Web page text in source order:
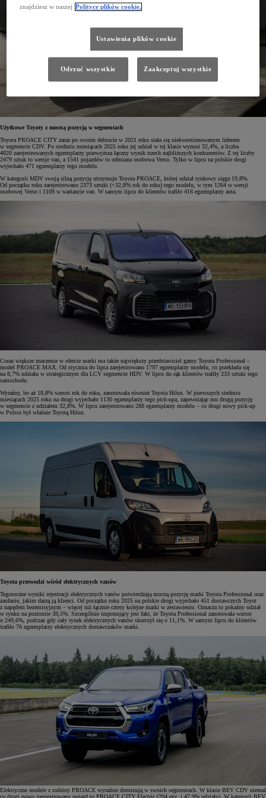
Użytkowe Toyoty z mocną pozycją w segmentach
Toyota PROACE CITY zaraz po swoim debiucie w 2021 roku stała się niekwestionowanym liderem
w segmencie CDV. Po siedmiu miesiącach 2025 roku jej udział w tej klasie wynosi 32,4%, a liczba
4020 zarejestrowanych egzemplarzy przewyższa łączny wynik trzech najbliższych konkurentów. Z tej liczby
2479 sztuk to wersje van, a 1541 pojazdów to odmiana osobowa Verso. Tylko w lipcu na polskie drogi
wyjechało 471 egzemplarzy tego modelu.
W kategorii MDV swoją silną pozycję utrzymuje Toyota PROACE, której udział rynkowy sięga 19,8%.
Od początku roku zarejestrowano 2373 sztuki (+32,8% rok do roku) tego modelu, w tym 1264 w wersji
osobowej Verso i 1109 w wariancie van. W samym lipcu do klientów trafiło 416 egzemplarzy auta.
Coraz większe znaczenie w ofercie marki ma także największy przedstawiciel gamy Toyota Professional –
model PROACE MAX. Od stycznia do lipca zarejestrowano 1797 egzemplarzy modelu, co przekłada się
na 8,7% udziału w strategicznym dla LCV segmencie HDV. W lipcu do rąk klientów trafiły 233 sztuki tego
samochodu.
Wyraźny, bo aż 18,8% wzrost rok do roku, zanotowała również Toyota Hilux. W pierwszych siedmiu
miesiącach 2025 roku na drogi wyjechało 1130 egzemplarzy tego pick-upa, zapewniając mu drugą pozycję
w segmencie z udziałem 32,8%. W lipcu zarejestrowano 288 egzemplarzy modelu – co drugi nowy pick-up
w Polsce był właśnie Toyotą Hilux.
Toyota przewodzi wśród elektrycznych vanów
Tegoroczne wyniki rejestracji elektrycznych vanów potwierdzają mocną pozycję marki Toyota Professional oraz
zaufanie, jakim darzą ją klienci. Od początku roku 2025 na polskie drogi wyjechało 451 dostawczych Toyot
z napędem bezemisyjnym – więcej niż łącznie cztery kolejne marki w zestawieniu. Oznacza to pokaźny udział
w rynku na poziomie 39,5%. Szczególnie imponujący jest fakt, że Toyota Professional zanotowała wzrost
o 249,6%, podczas gdy cały rynek elektrycznych vanów skurczył się o 11,1%. W samym lipcu do klientów
trafiło 76 egzemplarzy elektrycznych dostawczaków marki.
Elektryczne modele z rodziny PROACE wyraźnie dominują w swoich segmentach. W klasie BEV CDV niemal
co drugi nowo zarejestrowany pojazd to PROACE CITY Electric (204 egz. i 47,9% udziału). W kategorii BEV
znajdziesz w naszej Polityce plików cookie.
Ustawienia plików cookie
Odrzuć wszystkie Zaakceptuj wszystkie